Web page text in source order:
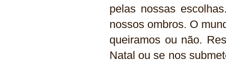
pelas nossas
nossos ombros. O
queiramos ou não.
Natal ou se nos